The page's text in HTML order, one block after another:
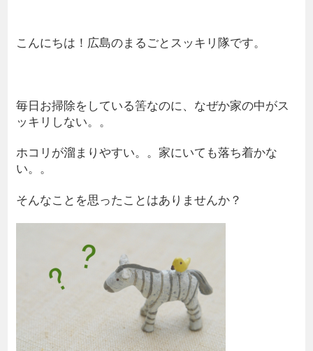
こんにちは！広島のまるごとスッキリ隊です。
毎日お掃除をしている筈なのに、なぜか家の中がス
ッキリしない。。
ホコリが溜まりやすい。。家にいても落ち着かな
い。。
そんなことを思ったことはありませんか？